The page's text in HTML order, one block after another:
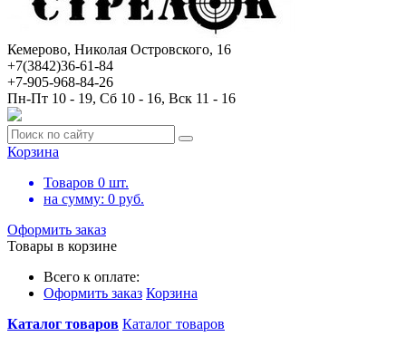
Кемерово, Николая Островского, 16
+7(3842)36-61-84
+7-905-968-84-26
Пн-Пт 10 - 19, Сб 10 - 16, Вск 11 - 16
Корзина
Товаров 0 шт.
на сумму: 0 руб.
Оформить заказ
Товары в корзине
Всего к оплате:
Оформить заказ Корзина
Каталог товаров Каталог товаров